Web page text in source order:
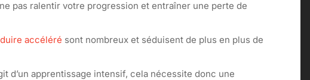
pas ralentir votre progression et entraîner une perte de
accéléré sont nombreux et séduisent de plus en plus de
d’un apprentissage intensif, cela nécessite donc une